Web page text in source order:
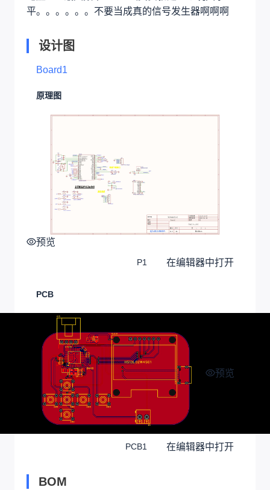
平。。。。。。不要当成真的信号发生器啊啊啊
设计图
Board1
原理图
预览
P1 在编辑器中打开
PCB
预览
PCB1 在编辑器中打开
BOM